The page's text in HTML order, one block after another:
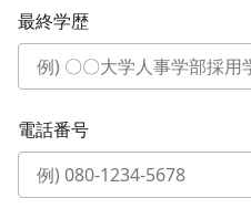
最終学歴
電話番号